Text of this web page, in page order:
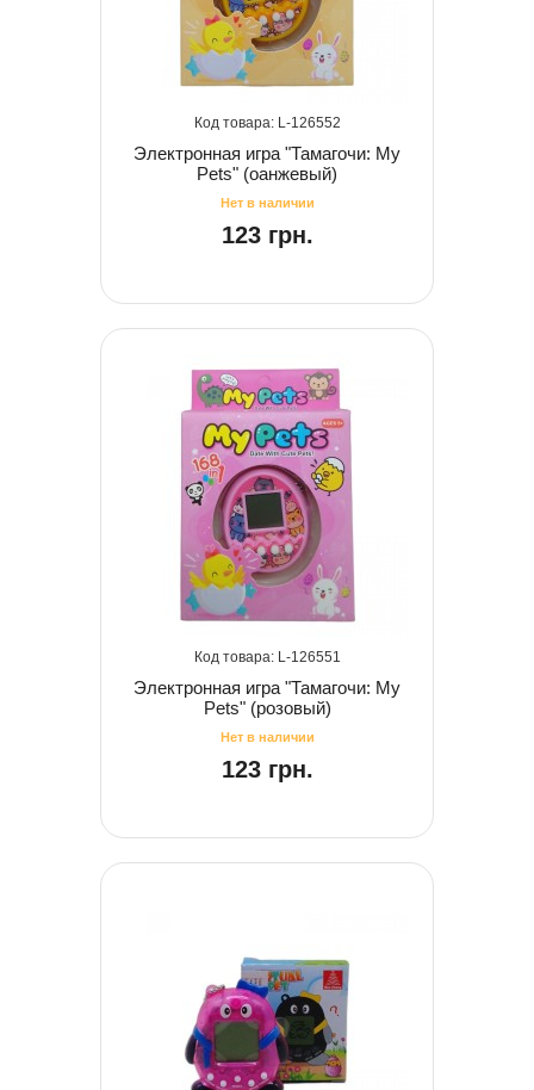
126552
Электронная игра "Тамагочи: My
Pets" (оанжевый)
123 грн.
126551
Электронная игра "Тамагочи: My
Pets" (розовый)
123 грн.